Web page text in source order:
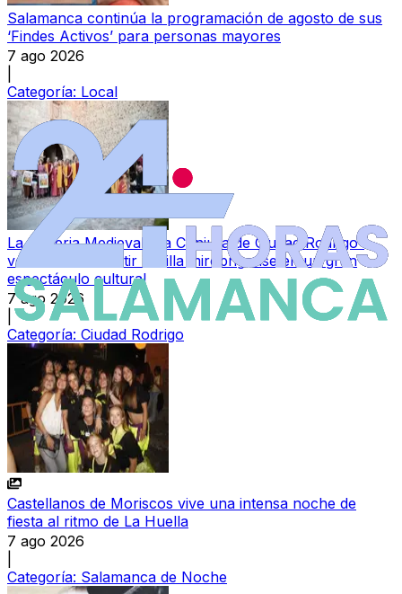
Salamanca continúa la programación de agosto de sus
‘Findes Activos’ para personas mayores
7 ago 2026
Categoría: Local
La IX Feria Medieval “La Conjura de Ciudad Rodrigo”
volverá a convertir la villa mirobrigense en un gran
espectáculo cultural
7 ago 2026
Categoría: Ciudad Rodrigo
Castellanos de Moriscos vive una intensa noche de
fiesta al ritmo de La Huella
7 ago 2026
Categoría: Salamanca de Noche